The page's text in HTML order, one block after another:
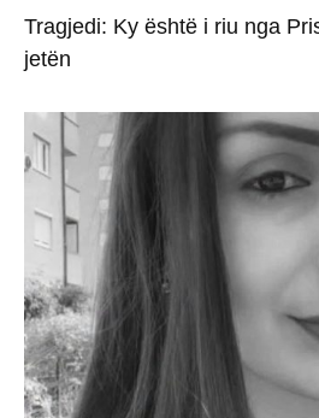
Tragjedi: Ky është i riu nga
jetën